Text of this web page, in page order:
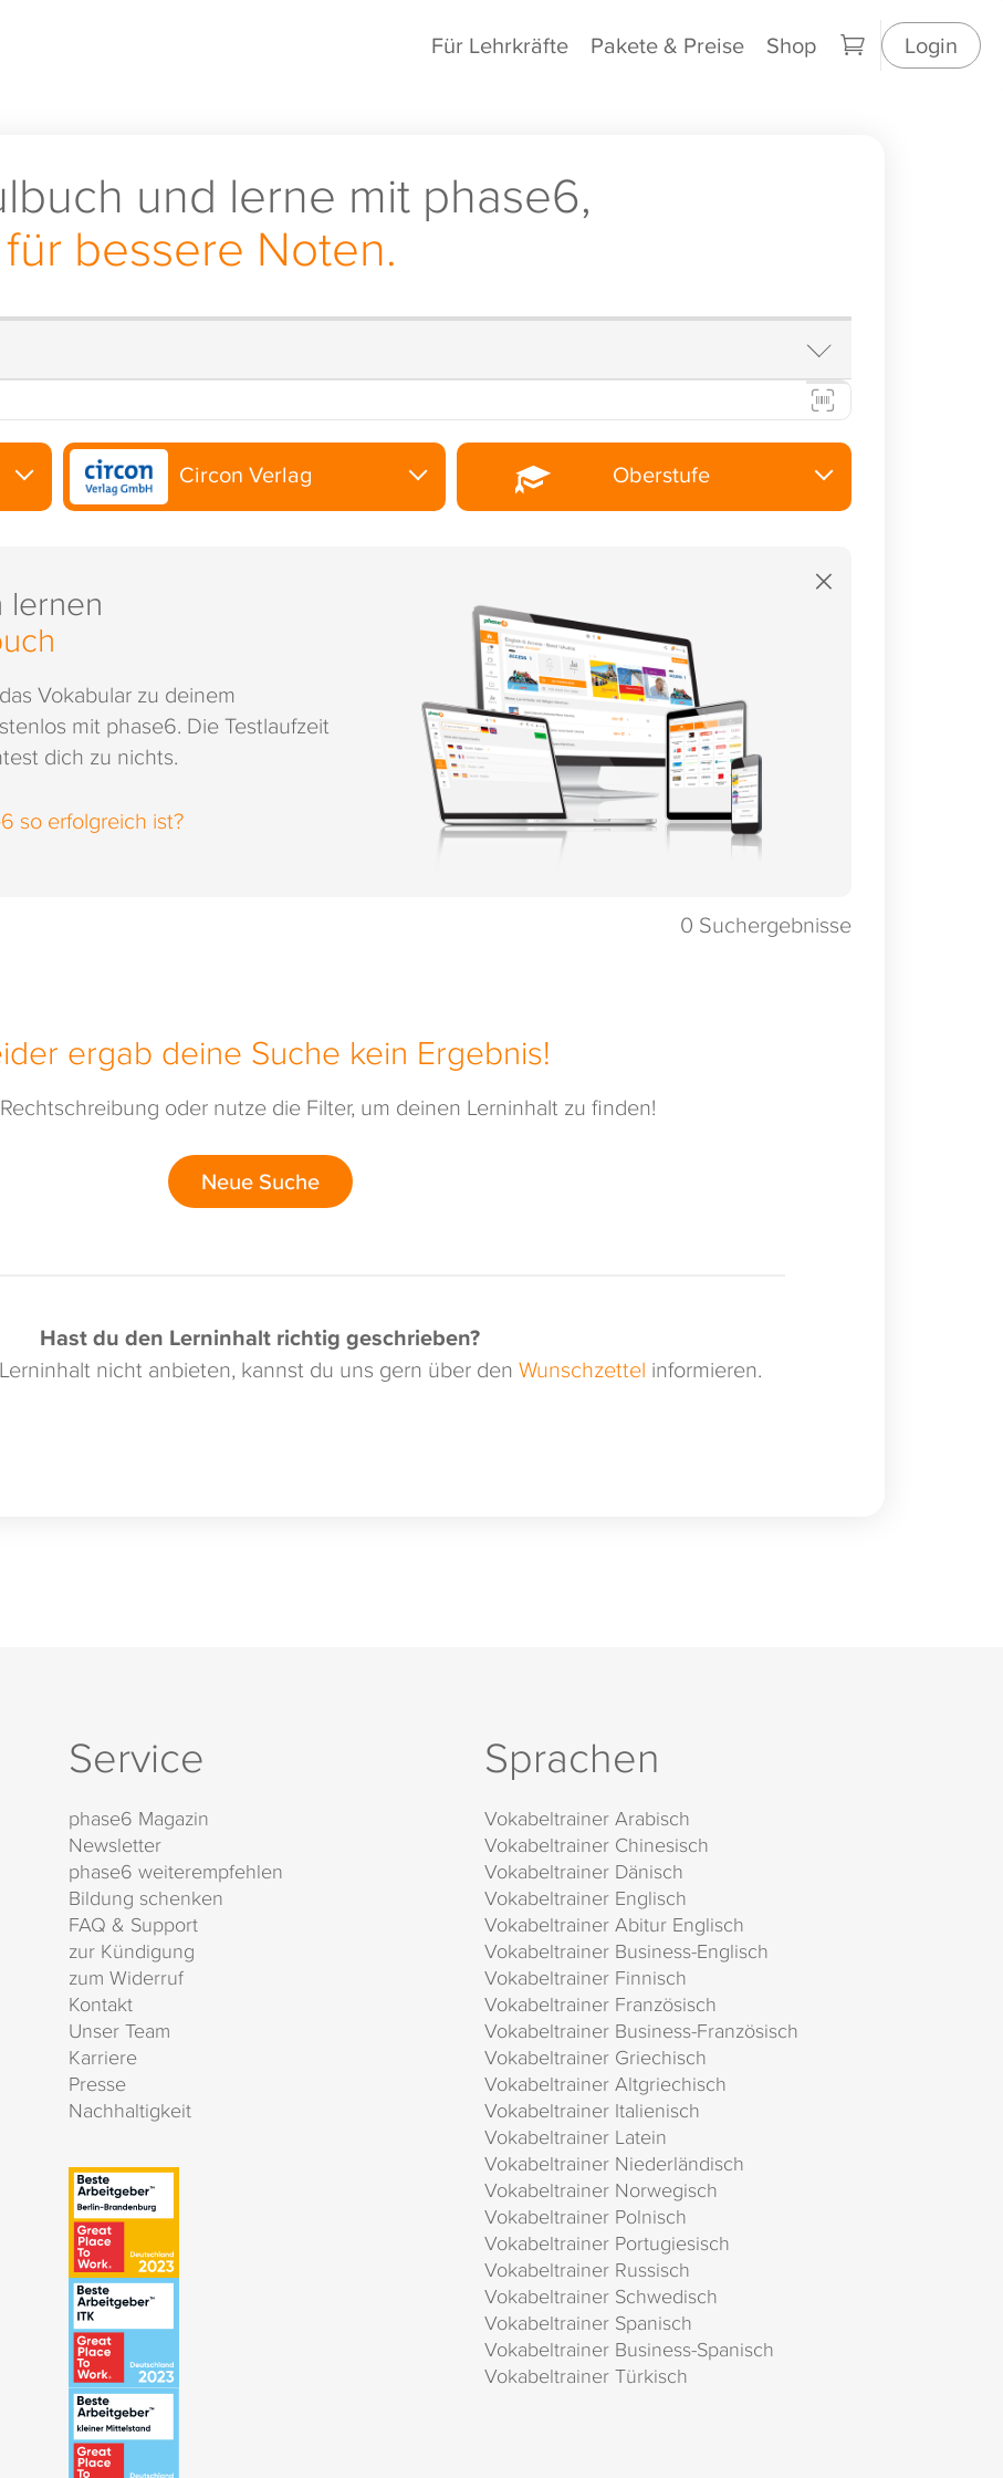
Für Lehrkräfte Pakete & Preise Shop Login
und lerne mit phase6,
bessere Noten.
Circon Verlag Oberstufe
×
lernen
Vokabular zu deinem
mit phase6. Die Testlaufzeit
dich zu nichts.
so erfolgreich ist?
0 Suchergebnisse
ergab deine Suche kein Ergebnis!
oder nutze die Filter, um deinen Lerninhalt zu finden!
Neue Suche
Hast du den Lerninhalt richtig geschrieben?
nicht anbieten, kannst du uns gern über den Wunschzettel informieren.
Service
phase6 Magazin
Newsletter
phase6 weiterempfehlen
Bildung schenken
FAQ & Support
zur Kündigung
zum Widerruf
Kontakt
Unser Team
Karriere
Presse
Nachhaltigkeit
Sprachen
Vokabeltrainer Arabisch
Vokabeltrainer Chinesisch
Vokabeltrainer Dänisch
Vokabeltrainer Englisch
Vokabeltrainer Abitur Englisch
Vokabeltrainer Business-Englisch
Vokabeltrainer Finnisch
Vokabeltrainer Französisch
Vokabeltrainer Business-Französisch
Vokabeltrainer Griechisch
Vokabeltrainer Altgriechisch
Vokabeltrainer Italienisch
Vokabeltrainer Latein
Vokabeltrainer Niederländisch
Vokabeltrainer Norwegisch
Vokabeltrainer Polnisch
Vokabeltrainer Portugiesisch
Vokabeltrainer Russisch
Vokabeltrainer Schwedisch
Vokabeltrainer Spanisch
Vokabeltrainer Business-Spanisch
Vokabeltrainer Türkisch